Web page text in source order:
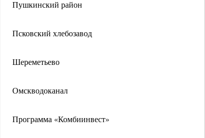
Пушкинский район
Псковский хлебозавод
Шереметьево
Омскводоканал
Программа «Комбиинвест»